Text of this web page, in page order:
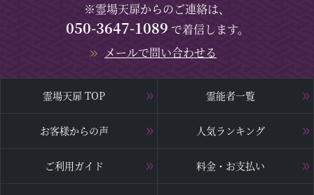
※霊場天扉からのご連絡は、
050-3647-1089 で着信します。
メールで問い合わせる
霊場天扉 TOP 霊能者一覧
お客様からの声 人気ランキング
ご利用ガイド 料金・お支払い